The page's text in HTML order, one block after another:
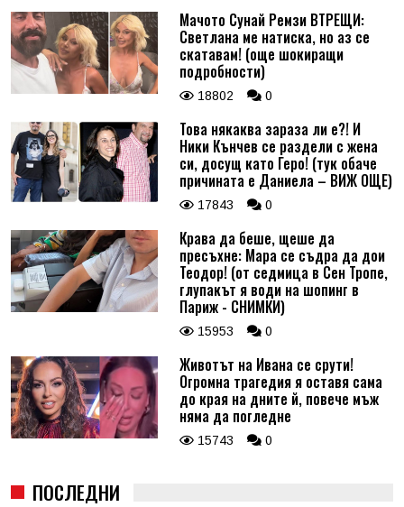
Мачото Сунай Ремзи ВТРЕЩИ:
Светлана ме натиска, но аз се
скатавам! (още шокиращи
подробности)
18802 0
Това някаква зараза ли е?! И
Ники Кънчев се раздели с жена
си, досущ като Геро! (тук обаче
причината е Даниела – ВИЖ ОЩЕ)
17843 0
Крава да беше, щеше да
пресъхне: Мара се съдра да дои
Теодор! (от седмица в Сен Тропе,
глупакът я води на шопинг в
Париж - СНИМКИ)
15953 0
Животът на Ивана се срути!
Огромна трагедия я оставя сама
до края на дните й, повече мъж
няма да погледне
15743 0
ПОСЛЕДНИ